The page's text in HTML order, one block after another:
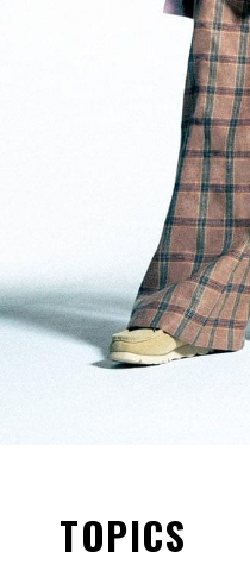
TOPICS